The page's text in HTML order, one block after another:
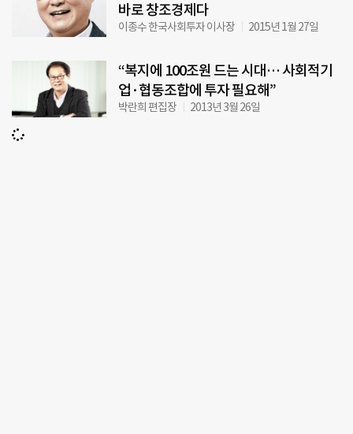
바로 창조경제다
이종수 한국사회투자 이사장 2015년 1월 27일
“복지에 100조원 드는 시대… 사회적기
업·협동조합에 투자 필요해”
박란희 편집장 2013년 3월 26일